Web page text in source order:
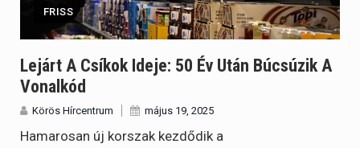
FRISS
Lejárt A Csíkok Ideje: 50 Év Után Búcsúzik A
Vonalkód
Körös Hírcentrum május 19, 2025
Hamarosan új korszak kezdődik a